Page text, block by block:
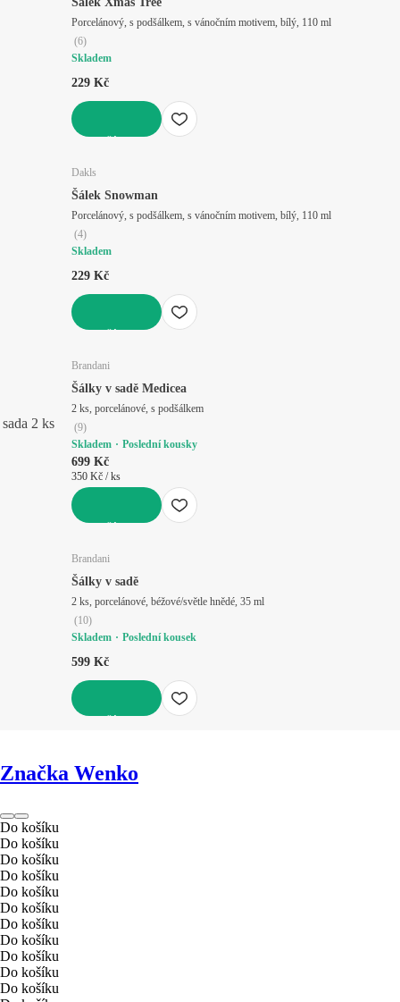
Porcelánový, s podšálkem, s vánočním motivem, bílý, 110 ml
(6)
Skladem
229 Kč
Dakls
Šálek Snowman
Porcelánový, s podšálkem, s vánočním motivem, bílý, 110 ml
(4)
Skladem
229 Kč
sada 2 ks
Brandani
Šálky v sadě Medicea
2 ks, porcelánové, s podšálkem
(9)
Skladem
Poslední kousky
699 Kč
350 Kč / ks
Brandani
Šálky v sadě
2 ks, porcelánové, béžové/světle hnědé, 35 ml
(10)
Skladem
Poslední kousek
599 Kč
Značka Wenko
Do košíku
Do košíku
Do košíku
Do košíku
Do košíku
Do košíku
Do košíku
Do košíku
Do košíku
Do košíku
Do košíku